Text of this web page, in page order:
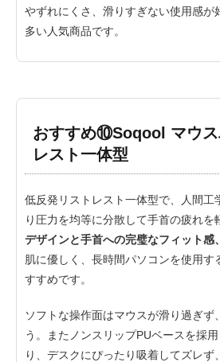
やずれにくさ、滑りすぎない使用感が
多い人気商品です。
おすすめ⑩Soqool マウス
レスト一体型
低反発リストレスト一体型で、人間工
り圧力を均等に分散して手首の疲れを
デザインと手首への完璧なフィット感
肌に優しく、長時間パソコンを使用す
すすめです。
ソフトな操作面はマウスが滑り過ぎず
う。またノンスリップPUベースを採
り、デスクにぴったり吸着してズレず